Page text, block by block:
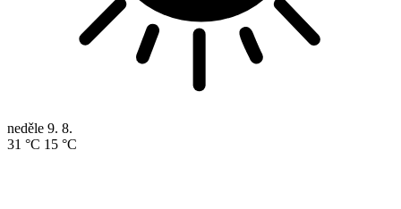
neděle 9. 8.
31 °C 15 °C